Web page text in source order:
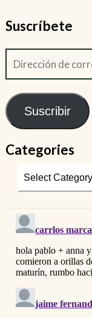
Suscríbete
Suscribir
Categories